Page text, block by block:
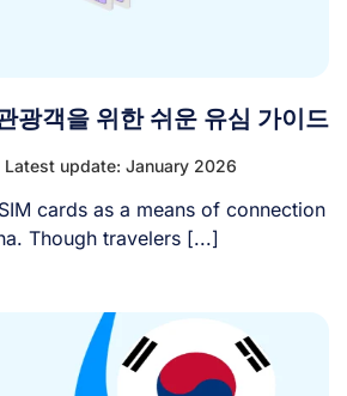
광객을 위한 쉬운 유심 가이드
Latest update: January 2026
cards as a means of connection
Though travelers [...]